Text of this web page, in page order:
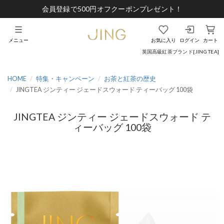
会員登録で500円オフクーポンプレゼント！
英国高級紅茶ブランド[JING TEA]
お気に入り ログイン カート
メニュー
HOME 特集・キャンペーン
お茶と紅茶の歴史
JINGTEA ジンティー ジェードスウォード ティーバッグ 100袋
JINGTEA ジンティー ジェードスウォード テ
ィーバッグ 100袋